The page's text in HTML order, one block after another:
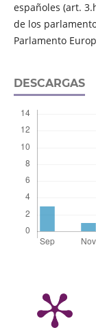
españoles (art.
de los
Parlamento
DESCARGAS